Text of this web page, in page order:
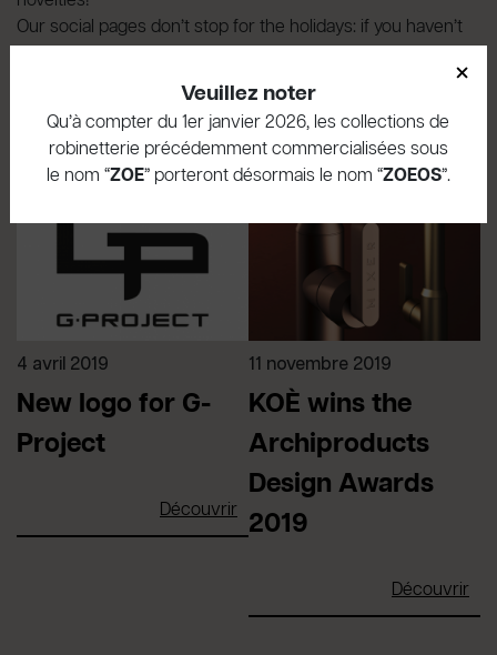
Our social pages don’t stop for the holidays: if you haven’t
Radomonte
Articles connexes
4 avril 2019
New logo for G-
Project
Découvrir
11 novembre 2019
KOÈ wins the
Archiproducts
Design Awards
2019
Découvrir
×
Veuillez noter
Qu’à compter du 1er janvier 2026, les collections de
robinetterie précédemment commercialisées sous
le nom “ZOE” porteront désormais le nom “ZOEOS”.